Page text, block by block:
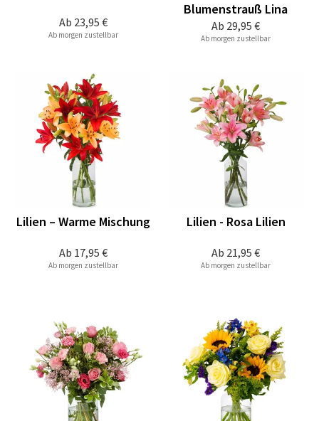
Ab 23,95 €
Ab morgen zustellbar
Ab 29,95 €
Blumenstrauß Lina
Ab morgen zustellbar
Ab 17,95 €
Lilien – Warme Mischung
Ab morgen zustellbar
Ab 21,95 €
Lilien - Rosa Lilien
Ab morgen zustellbar